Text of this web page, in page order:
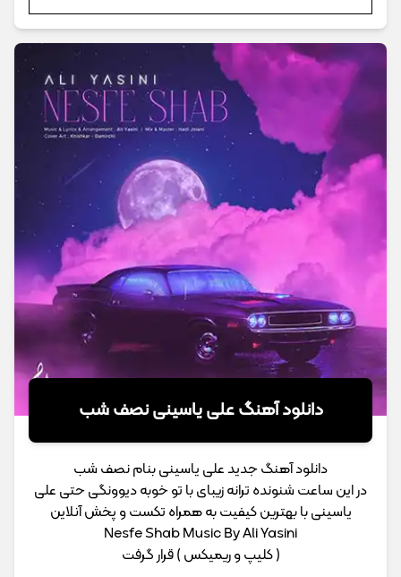
دانلود آهنگ علی یاسینی نصف شب
دانلود آهنگ جدید علی یاسینی بنام نصف شب
در این ساعت شنونده ترانه زیبای با تو خوبه دیوونگی حتی علی
یاسینی با بهترین کیفیت به همراه تکست و پخش آنلاین
Nesfe Shab Music By Ali Yasini
( کلیپ و ریمیکس ) قرار گرفت